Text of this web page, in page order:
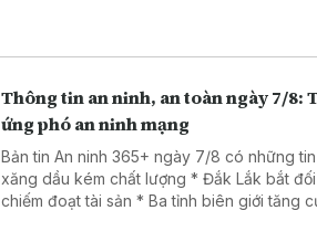
dân là mục tiêu cao nhất.
Thông tin an ninh, an toàn ngày 7/8:
ứng phó an ninh mạng
Bản tin An ninh 365+ ngày 7/8 có những
xăng dầu kém chất lượng * Đắk Lắk bắt
chiếm đoạt tài sản * Ba tỉnh biên giới tăng cường đấu tranh với thuốc lá nhập lậu